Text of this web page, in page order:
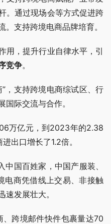
。通过现场会等方式促进跨
支持跨境电商品牌培育。
用，提升行业自律水平，引
竞争。
，支持跨境电商综试区、行
际交流与合作。
万亿元，到2023年的2.38
出口增长了1.2倍。
中国百姓家，中国产服装、
商凭借线上交易、非接触
发展壮大。
、跨境邮件快件包裹量达70